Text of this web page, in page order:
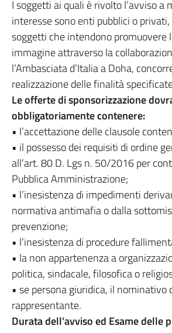
I soggetti ai quali è rivolto l’avviso a
interesse sono enti pubblici o
soggetti che intendono promuovere
immagine attraverso la
l’Ambasciata d’Italia a Doha,
realizzazione delle finalità
Le offerte di sponsorizzazione
obbligatoriamente contenere:
• l’accettazione delle clausole
• il possesso dei requisiti di ordine
all’art. 80 D. Lgs n. 50/2016 per
Pubblica Amministrazione;
• l’inesistenza di impedimenti
normativa antimafia o dalla
prevenzione;
• l’inesistenza di procedure
• la non appartenenza a
politica, sindacale, filosofica o
• se persona giuridica, il nominativo
rappresentante.
Durata dell’avviso ed Esame delle